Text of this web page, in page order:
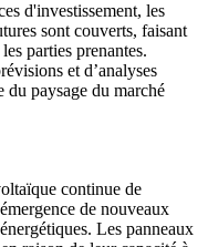
d'investissement, les
sont couverts, faisant
parties prenantes.
et d’analyses
paysage du marché
continue de
de nouveaux
Les panneaux